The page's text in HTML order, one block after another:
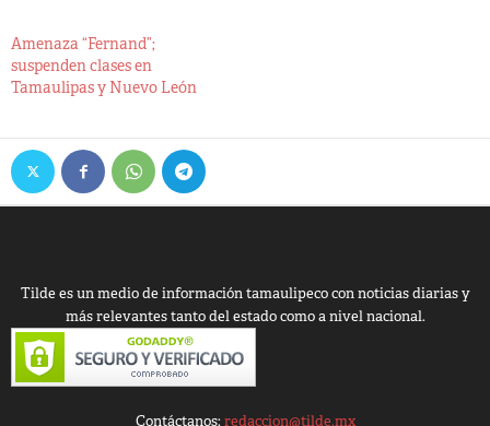
Amenaza “Fernand”;
suspenden clases en
Tamaulipas y Nuevo León
Tilde es un medio de información tamaulipeco con noticias diarias y
más relevantes tanto del estado como a nivel nacional.
Contáctanos:redaccion@tilde.mx